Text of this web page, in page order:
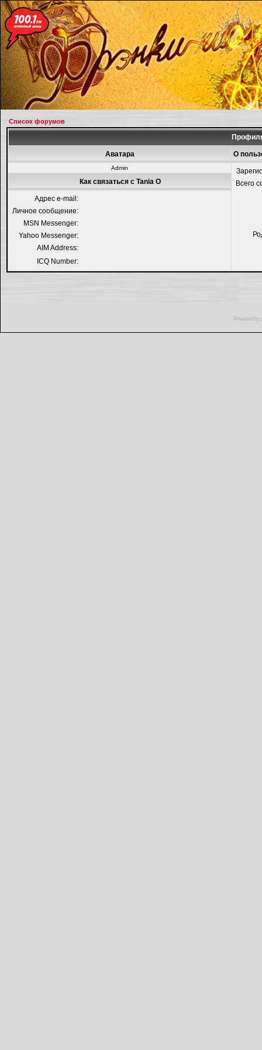
Список форумов
Аватара О
Admin
Всего
Как связаться с Tania O
Адрес e-mail:
Личное сообщение:
MSN Messenger:
Yahoo Messenger:
AIM Address:
ICQ Number:
Powered by